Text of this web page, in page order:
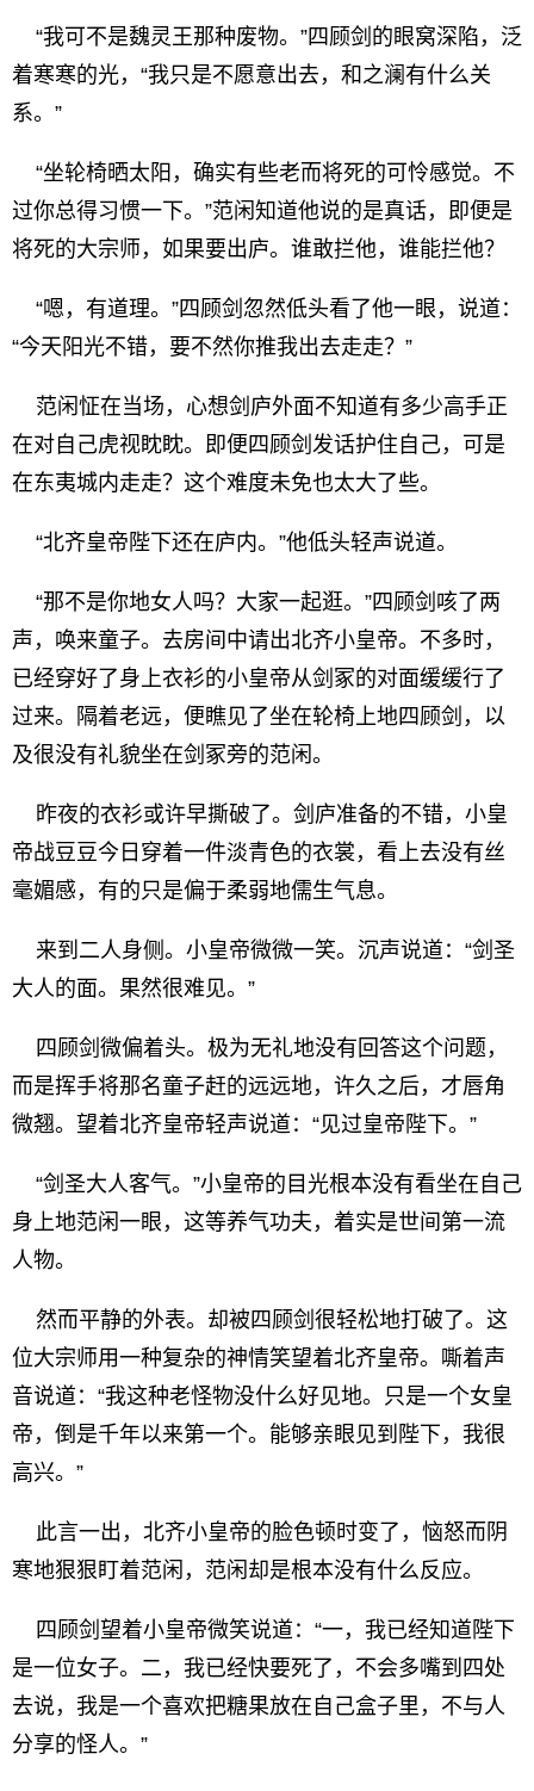
“我可不是魏灵王那种废物。”四顾剑的眼窝深陷，泛
着寒寒的光，“我只是不愿意出去，和之澜有什么关
系。”
“坐轮椅晒太阳，确实有些老而将死的可怜感觉。不
过你总得习惯一下。”范闲知道他说的是真话，即便是
将死的大宗师，如果要出庐。谁敢拦他，谁能拦他？
“嗯，有道理。”四顾剑忽然低头看了他一眼，说道：
“今天阳光不错，要不然你推我出去走走？”
范闲怔在当场，心想剑庐外面不知道有多少高手正
在对自己虎视眈眈。即便四顾剑发话护住自己，可是
在东夷城内走走？这个难度未免也太大了些。
“北齐皇帝陛下还在庐内。”他低头轻声说道。
“那不是你地女人吗？大家一起逛。”四顾剑咳了两
声，唤来童子。去房间中请出北齐小皇帝。不多时，
已经穿好了身上衣衫的小皇帝从剑冢的对面缓缓行了
过来。隔着老远，便瞧见了坐在轮椅上地四顾剑，以
及很没有礼貌坐在剑冢旁的范闲。
昨夜的衣衫或许早撕破了。剑庐准备的不错，小皇
帝战豆豆今日穿着一件淡青色的衣裳，看上去没有丝
毫媚感，有的只是偏于柔弱地儒生气息。
来到二人身侧。小皇帝微微一笑。沉声说道：“剑圣
大人的面。果然很难见。”
四顾剑微偏着头。极为无礼地没有回答这个问题，
而是挥手将那名童子赶的远远地，许久之后，才唇角
微翘。望着北齐皇帝轻声说道：“见过皇帝陛下。”
“剑圣大人客气。”小皇帝的目光根本没有看坐在自己
身上地范闲一眼，这等养气功夫，着实是世间第一流
人物。
然而平静的外表。却被四顾剑很轻松地打破了。这
位大宗师用一种复杂的神情笑望着北齐皇帝。嘶着声
音说道：“我这种老怪物没什么好见地。只是一个女皇
帝，倒是千年以来第一个。能够亲眼见到陛下，我很
高兴。”
此言一出，北齐小皇帝的脸色顿时变了，恼怒而阴
寒地狠狠盯着范闲，范闲却是根本没有什么反应。
四顾剑望着小皇帝微笑说道：“一，我已经知道陛下
是一位女子。二，我已经快要死了，不会多嘴到四处
去说，我是一个喜欢把糖果放在自己盒子里，不与人
分享的怪人。”